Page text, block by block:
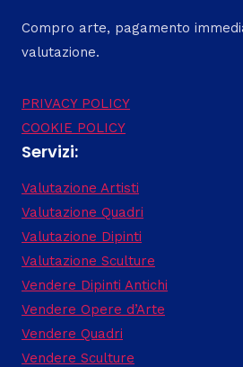
Compro arte, pagamento
valutazione.
PRIVACY POLICY
COOKIE POLICY
Servizi:
Valutazione Artisti
Valutazione Quadri
Valutazione Dipinti
Valutazione Sculture
Vendere Dipinti Antichi
Vendere Opere d’Arte
Vendere Quadri
Vendere Sculture